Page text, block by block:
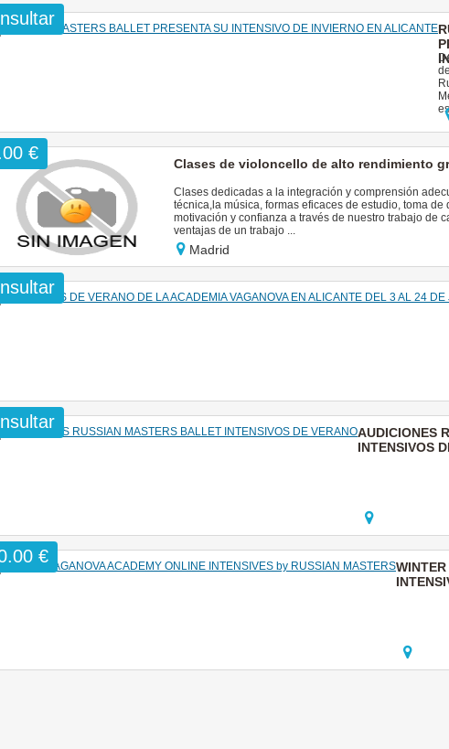
€
Clases de violoncello de alto rendimiento
Clases dedicadas a la integración y comprensión
técnica,la música, formas eficaces de estudio, toma
motivación y confianza a través de nuestro trabajo de
ventajas de un trabajo ...
Madrid
AUDICIONES
INTENSIVOS
€